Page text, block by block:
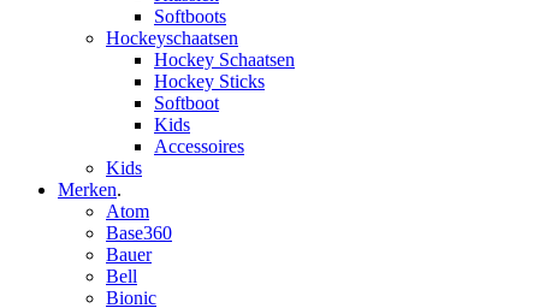
Softboots
Hockeyschaatsen
Hockey Schaatsen
Hockey Sticks
Softboot
Kids
Accessoires
Kids
Merken.
Atom
Base360
Bauer
Bell
Bionic